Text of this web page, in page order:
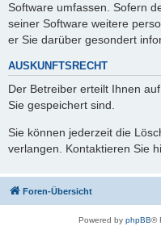
Software umfassen. Sofern
seiner Software weitere
er Sie darüber gesondert
AUSKUNFTSRECHT
Der Betreiber erteilt Ihnen
Sie gespeichert sind.
Sie können jederzeit die
verlangen. Kontaktieren Sie
Foren-Übersicht
Powered by phpBB®